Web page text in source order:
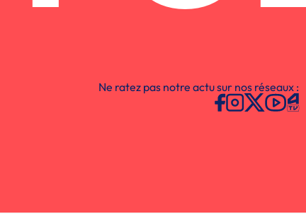
Ne ratez pas notre actu sur nos réseaux :